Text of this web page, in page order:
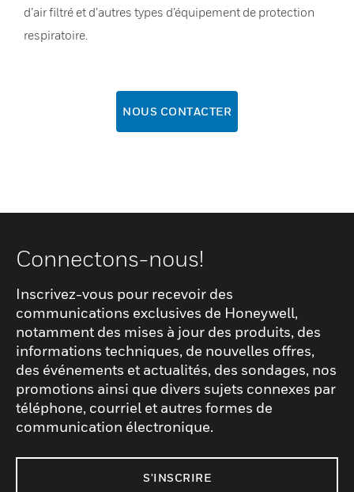
d’air filtré et d’autres types d’équipement de protection
respiratoire.
NOUS CONTACTER
Connectons-nous!
Inscrivez-vous pour recevoir des
communications exclusives de Honeywell,
notamment des mises à jour des produits, des
informations techniques, de nouvelles offres,
des événements et actualités, des sondages, nos
promotions ainsi que divers sujets connexes par
téléphone, courriel et autres formes de
communication électronique.
S'INSCRIRE